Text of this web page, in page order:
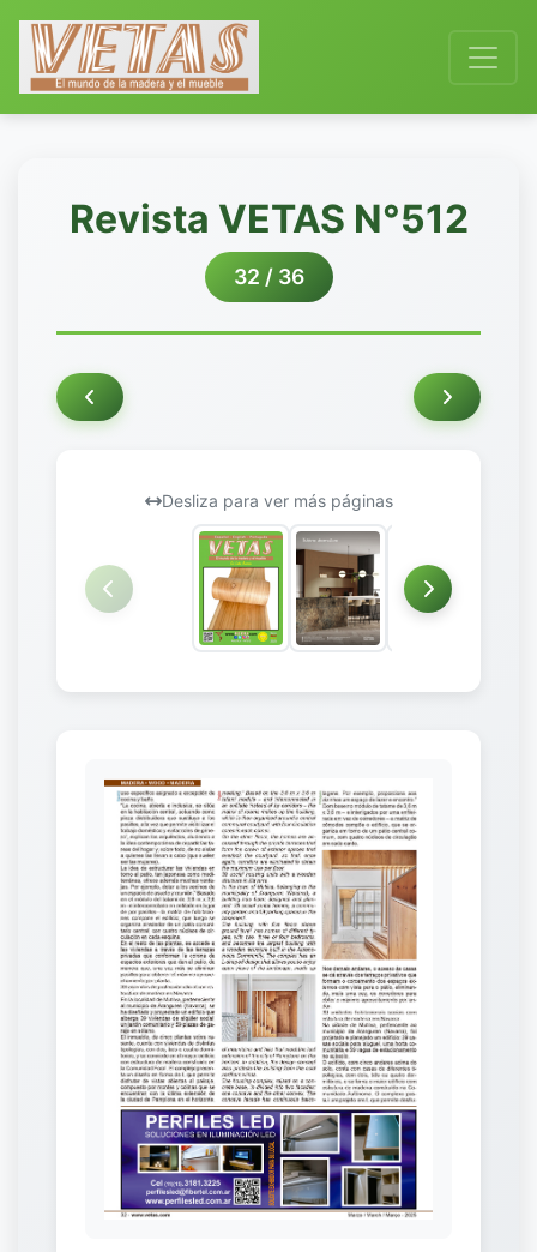
Revista VETAS N°512
32 / 36
Desliza para ver más páginas